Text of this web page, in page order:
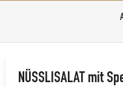
NÜSSLISALAT mit